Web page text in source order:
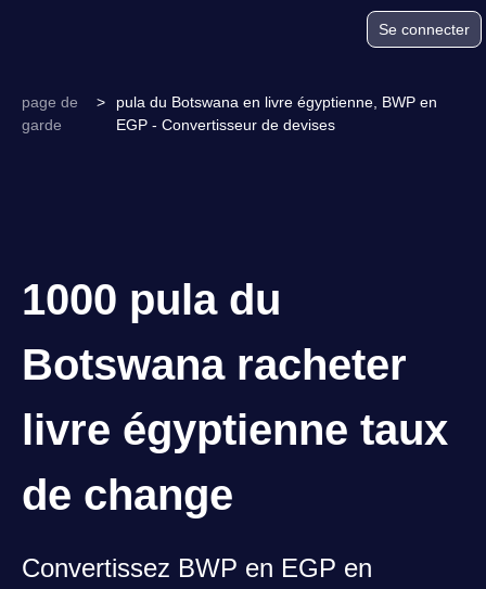
Se connecter
page de
garde
>
pula du Botswana en livre égyptienne, BWP en
EGP - Convertisseur de devises
1000 pula du
Botswana racheter
livre égyptienne taux
de change
Convertissez BWP en EGP en